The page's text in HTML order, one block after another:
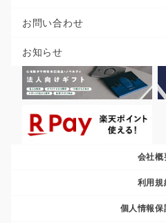
お問い合わせ
お知らせ
会社概
利用規
個人情報保